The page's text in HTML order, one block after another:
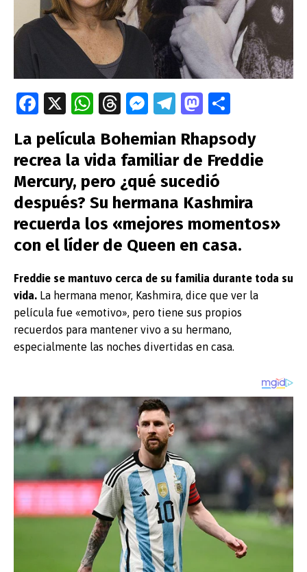
Fa
ce
b
o
o
k
X
W
at
s
A
p
p
T
e
a
ds
M
es
se
n
g
er
T
e
gr
a
m
M
to
d
o
n
m
p
ar
tir
La película Bohemian Rhapsody
recrea la vida familiar de Freddie
Mercury, pero ¿qué sucedió
después? Su hermana Kashmira
recuerda los «mejores momentos»
con el líder de Queen en casa.
Freddie se mantuvo cerca de su familia durante toda su
vida. La hermana menor, Kashmira, dice que ver la
película fue «emotivo», pero tiene sus propios
recuerdos para mantener vivo a su hermano,
especialmente las noches divertidas en casa.